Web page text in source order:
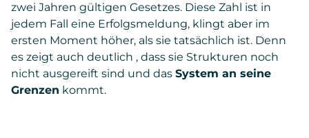
zwei Jahren gültigen Gesetzes. Diese Zahl ist in
jedem Fall eine Erfolgsmeldung, klingt aber im
ersten Moment höher, als sie tatsächlich ist. Denn
es zeigt auch deutlich , dass sie Strukturen noch
nicht ausgereift sind und das System an seine
Grenzen kommt.